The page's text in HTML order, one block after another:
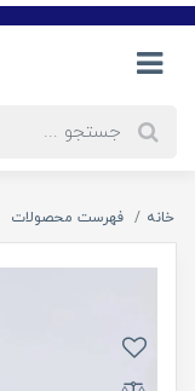
خانه فهرست محصولات